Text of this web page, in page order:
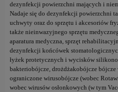
dezynfekcji powierzchni mających i
Nadaje się do dezynfekcji powierzchni
uchwyty oraz do sprzętu i akcesoriów
także nieinwazyjnego sprzętu
aparatura medyczna, sprzęt
dezynfekcji końcówek
łyżek protetycznych i wycisków
bakteriobójcze, drożdżakobójcze
ograniczone wirusobójcze (wobec
wobec wirusów osłonkowych (w tym